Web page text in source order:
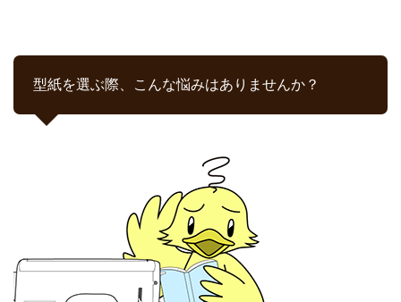
型紙を選ぶ際、こんな悩みはありませんか？